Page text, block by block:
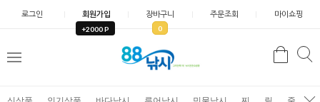
로그인 회원가입
+2000 P
장바구니
0
주문조회 마이쇼핑
검